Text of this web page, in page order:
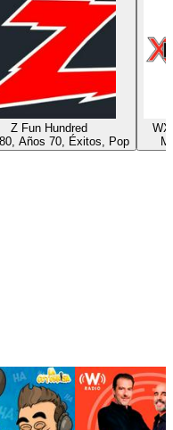
Z Fun Hundred
Años 70, Éxitos, Pop